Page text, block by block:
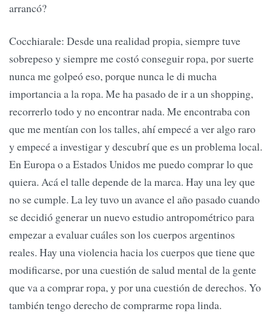
arrancó?
Cocchiarale: Desde una realidad propia, siempre tuve
sobrepeso y siempre me costó conseguir ropa, por suerte
nunca me golpeó eso, porque nunca le di mucha
importancia a la ropa. Me ha pasado de ir a un shopping,
recorrerlo todo y no encontrar nada. Me encontraba con
que me mentían con los talles, ahí empecé a ver algo raro
y empecé a investigar y descubrí que es un problema local.
En Europa o a Estados Unidos me puedo comprar lo que
quiera. Acá el talle depende de la marca. Hay una ley que
no se cumple. La ley tuvo un avance el año pasado cuando
se decidió generar un nuevo estudio antropométrico para
empezar a evaluar cuáles son los cuerpos argentinos
reales. Hay una violencia hacia los cuerpos que tiene que
modificarse, por una cuestión de salud mental de la gente
que va a comprar ropa, y por una cuestión de derechos. Yo
también tengo derecho de comprarme ropa linda.